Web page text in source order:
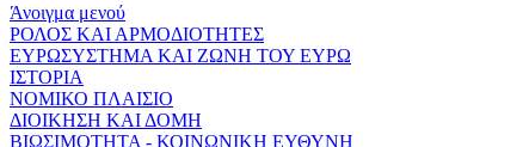
Άνοιγμα μενού
ΡΟΛΟΣ ΚΑΙ ΑΡΜΟΔΙΟΤΗΤΕΣ
ΕΥΡΩΣΥΣΤΗΜΑ ΚΑΙ ΖΩΝΗ ΤΟΥ ΕΥΡΩ
ΙΣΤΟΡΙΑ
ΝΟΜΙΚΟ ΠΛΑΙΣΙΟ
ΔΙΟΙΚΗΣΗ ΚΑΙ ΔΟΜΗ
ΒΙΩΣΙΜΟΤΗΤΑ - ΚΟΙΝΩΝΙΚΗ ΕΥΘΥΝΗ